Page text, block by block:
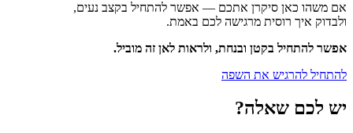
אם משהו כאן סיקרן אתכם — אפשר להתחיל בקצב נעים,
ולבדוק איך רוסית מרגישה לכם באמת.
אפשר להתחיל בקטן ובנחת, ולראות לאן זה מוביל.
להתחיל להרגיש את השפה
יש לכם שאלה?